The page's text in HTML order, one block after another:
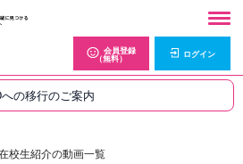
会員登録
（無料）
ログイン
への移行のご案内
校生紹介の動画一覧